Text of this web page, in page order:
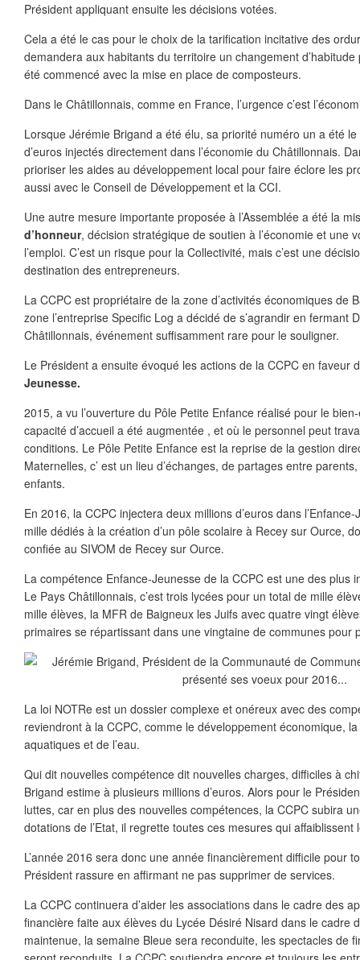
Président appliquant ensuite les décisions votées.
Cela a été le cas pour le choix de la tarification incitative des
demandera aux habitants du territoire un changement
été commencé avec la mise en place de composteurs.
Dans le Châtillonnais, comme en France, l’urgence c’est
Lorsque Jérémie Brigand a été élu, sa priorité numéro un a été
d’euros injectés directement dans l’économie du Châtillonnais.
prioriser les aides au développement local pour faire éclore les
aussi avec le Conseil de Développement et la CCI.
Une autre mesure importante proposée à l’Assemblée a été la
d’honneur, décision stratégique de soutien à l’économie et une
l’emploi. C’est un risque pour la Collectivité, mais c’est une
destination des entrepreneurs.
La CCPC est propriétaire de la zone d’activités économiques de
zone l’entreprise Specific Log a décidé de s’agrandir en fermant
Châtillonnais, événement suffisamment rare pour le souligner.
Le Président a ensuite évoqué les actions de la CCPC en faveur
Jeunesse.
2015, a vu l’ouverture du Pôle Petite Enfance réalisé pour le
capacité d’accueil a été augmentée , et où le personnel peut
conditions. Le Pôle Petite Enfance est la reprise de la gestion
Maternelles, c’ est un lieu d’échanges, de partages entre
enfants.
En 2016, la CCPC injectera deux millions d’euros dans
mille dédiés à la création d’un pôle scolaire à Recey sur Ource,
confiée au SIVOM de Recey sur Ource.
La compétence Enfance-Jeunesse de la CCPC est une des plus
Le Pays Châtillonnais, c’est trois lycées pour un total de mille
mille élèves, la MFR de Baigneux les Juifs avec quatre vingt
primaires se répartissant dans une vingtaine de communes pour
La loi NOTRe est un dossier complexe et onéreux avec des
reviendront à la CCPC, comme le développement économique,
aquatiques et de l’eau.
Qui dit nouvelles compétence dit nouvelles charges, difficiles à
Brigand estime à plusieurs millions d’euros. Alors pour le
luttes, car en plus des nouvelles compétences, la CCPC subira
dotations de l’Etat, il regrette toutes ces mesures qui affaiblissent
L’année 2016 sera donc une année financièrement difficile pour
Président rassure en affirmant ne pas supprimer de services.
La CCPC continuera d’aider les associations dans le cadre des
financière faite aux élèves du Lycée Désiré Nisard dans le cadre
maintenue, la semaine Bleue sera reconduite, les spectacles de